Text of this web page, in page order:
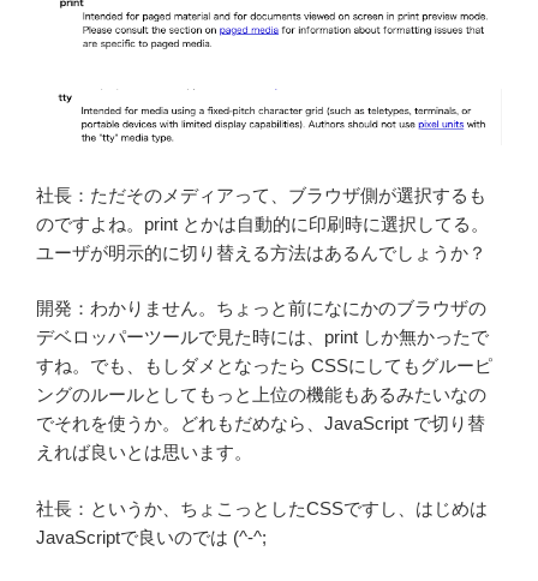
社長：ただそのメディアって、ブラウザ側が選択するも
のですよね。print とかは自動的に印刷時に選択してる。
ユーザが明示的に切り替える方法はあるんでしょうか？
開発：わかりません。ちょっと前になにかのブラウザの
デベロッパーツールで見た時には、print しか無かったで
すね。でも、もしダメとなったら CSSにしてもグルーピ
ングのルールとしてもっと上位の機能もあるみたいなの
でそれを使うか。どれもだめなら、JavaScript で切り替
えれば良いとは思います。
社長：というか、ちょこっとしたCSSですし、はじめは
JavaScriptで良いのでは (^-^;